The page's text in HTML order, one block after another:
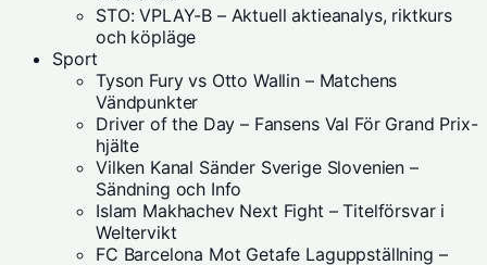
STO: VPLAY-B – Aktuell aktieanalys, riktkurs
och köpläge
Sport
Tyson Fury vs Otto Wallin – Matchens
Vändpunkter
Driver of the Day – Fansens Val För Grand Prix-
hjälte
Vilken Kanal Sänder Sverige Slovenien –
Sändning och Info
Islam Makhachev Next Fight – Titelförsvar i
Weltervikt
FC Barcelona Mot Getafe Laguppställning –